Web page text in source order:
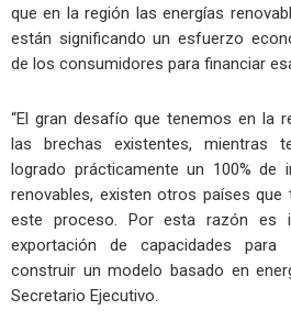
que en la región las energías
están significando un esfuerzo
de los consumidores para financiar
“El gran desafío que tenemos en la
las brechas existentes, mientras
logrado prácticamente un 100% de
renovables, existen otros países que
este proceso. Por esta razón es
exportación de capacidades
construir un modelo basado en
Secretario Ejecutivo.